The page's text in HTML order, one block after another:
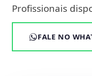
Profissionais
FALE NO